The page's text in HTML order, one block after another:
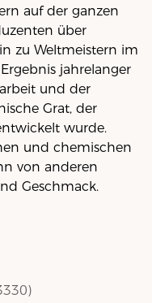
auf der ganzen
über
zu Weltmeistern im
jahrelanger
und der
Grat, der
wurde.
und chemischen
von anderen
Geschmack.
)